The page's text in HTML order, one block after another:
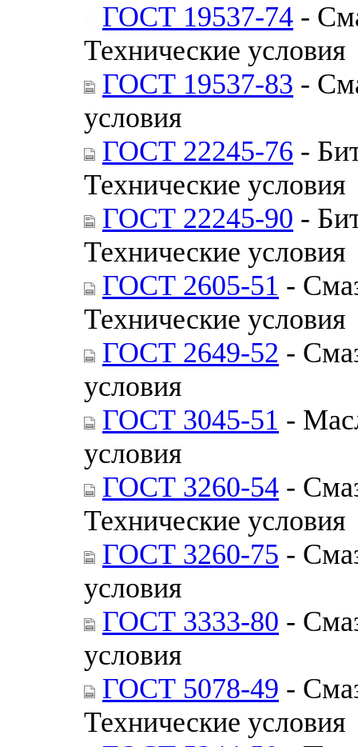
ГОСТ 19537-74 -
Технические условия
ГОСТ 19537-83 -
условия
ГОСТ 22245-76 -
Технические условия
ГОСТ 22245-90 -
Технические условия
ГОСТ 2605-51 -
Технические условия
ГОСТ 2649-52 -
условия
ГОСТ 3045-51 -
условия
ГОСТ 3260-54 -
Технические условия
ГОСТ 3260-75 -
условия
ГОСТ 3333-80 -
условия
ГОСТ 5078-49 -
Технические условия